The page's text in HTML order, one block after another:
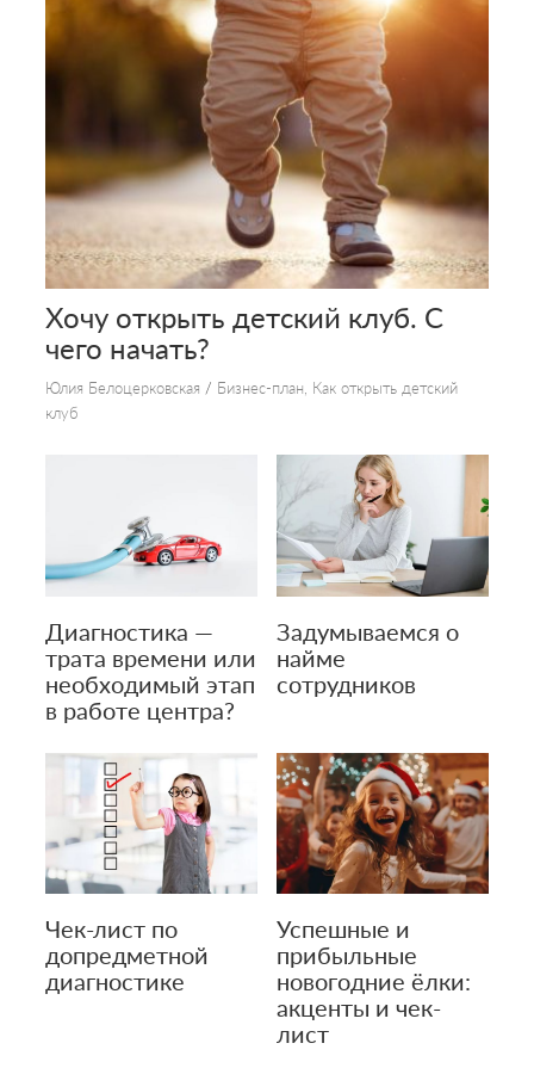
Хочу открыть детский клуб. С
чего начать?
Юлия Белоцерковская / Бизнес-план, Как открыть детский
клуб
Диагностика —
трата времени или
необходимый этап
в работе центра?
Задумываемся о
найме
сотрудников
Чек-лист по
допредметной
диагностике
Успешные и
прибыльные
новогодние ёлки:
акценты и чек-
лист